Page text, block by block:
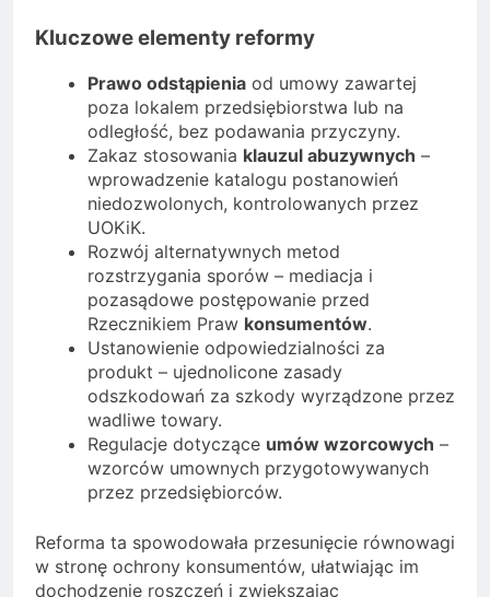
Kluczowe elementy reformy
Prawo odstąpienia od umowy zawartej
poza lokalem przedsiębiorstwa lub na
odległość, bez podawania przyczyny.
Zakaz stosowania klauzul abuzywnych –
wprowadzenie katalogu postanowień
niedozwolonych, kontrolowanych przez
UOKiK.
Rozwój alternatywnych metod
rozstrzygania sporów – mediacja i
pozasądowe postępowanie przed
Rzecznikiem Praw konsumentów.
Ustanowienie odpowiedzialności za
produkt – ujednolicone zasady
odszkodowań za szkody wyrządzone przez
wadliwe towary.
Regulacje dotyczące umów wzorcowych –
wzorców umownych przygotowywanych
przez przedsiębiorców.
Reforma ta spowodowała przesunięcie równowagi
w stronę ochrony konsumentów, ułatwiając im
dochodzenie roszczeń i zwiększając